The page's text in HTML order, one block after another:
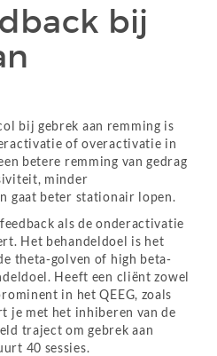
bij
bij gebrek aan remming is
of overactivatie in
betere remming van gedrag
minder
gaat beter stationair lopen.
als de onderactivatie
Het behandeldoel is het
theta-golven of high beta-
Heeft een cliënt zowel
in het QEEG, zoals
je met het inhiberen van de
traject om gebrek aan
40 sessies.